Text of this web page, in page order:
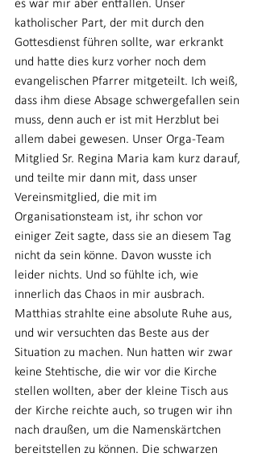
es war mir aber entfallen. Unser
katholischer Part, der mit durch den
Gottesdienst führen sollte, war erkrankt
und hatte dies kurz vorher noch dem
evangelischen Pfarrer mitgeteilt. Ich weiß,
dass ihm diese Absage schwergefallen sein
muss, denn auch er ist mit Herzblut bei
allem dabei gewesen. Unser Orga-Team
Mitglied Sr. Regina Maria kam kurz darauf,
und teilte mir dann mit, dass unser
Vereinsmitglied, die mit im
Organisationsteam ist, ihr schon vor
einiger Zeit sagte, dass sie an diesem Tag
nicht da sein könne. Davon wusste ich
leider nichts. Und so fühlte ich, wie
innerlich das Chaos in mir ausbrach.
Matthias strahlte eine absolute Ruhe aus,
und wir versuchten das Beste aus der
Situation zu machen. Nun hatten wir zwar
keine Stehtische, die wir vor die Kirche
stellen wollten, aber der kleine Tisch aus
der Kirche reichte auch, so trugen wir ihn
nach draußen, um die Namenskärtchen
bereitstellen zu können. Die schwarzen